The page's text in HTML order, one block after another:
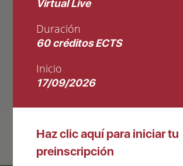
Virtual Live
Duración
60 créditos ECTS
Inicio
17/09/2026
Haz clic aquí para iniciar tu
preinscripción